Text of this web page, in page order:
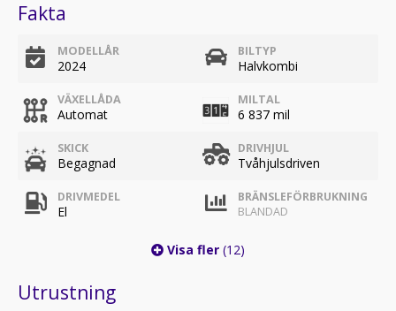
Fakta
MODELLÅR
2024
BILTYP
Halvkombi
VÄXELLÅDA
Automat
MILTAL
6 837 mil
SKICK
Begagnad
DRIVHJUL
Tvåhjulsdriven
DRIVMEDEL
El
BRÄNSLEFÖRBRUKNING
BLANDAD
Visa fler (12)
Utrustning